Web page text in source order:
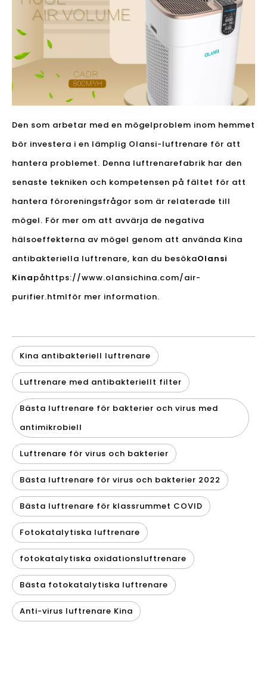
Den som arbetar med en mögelproblem inom hemmet
bör investera i en lämplig Olansi-luftrenare för att
hantera problemet. Denna luftrenarefabrik har den
senaste tekniken och kompetensen på fältet för att
hantera föroreningsfrågor som är relaterade till
mögel. För mer om att avvärja de negativa
hälsoeffekterna av mögel genom att använda Kina
antibakteriella luftrenare, kan du besökaOlansi
Kinapåhttps://www.olansichina.com/air-
purifier.htmlför mer information.
Kina antibakteriell luftrenare
Luftrenare med antibakteriellt filter
Bästa luftrenare för bakterier och virus med
antimikrobiell
Luftrenare för virus och bakterier
Bästa luftrenare för virus och bakterier 2022
Bästa luftrenare för klassrummet COVID
Fotokatalytiska luftrenare
fotokatalytiska oxidationsluftrenare
Bästa fotokatalytiska luftrenare
Anti-virus luftrenare Kina